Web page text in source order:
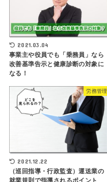
2021.03.04
事業主や役員でも「乗務員」なら
改善基準告示と健康診断の対象に
なる！
労務管理
2021.12.22
（巡回指導・行政監査）運送業の
就業規則で指導されるポイント